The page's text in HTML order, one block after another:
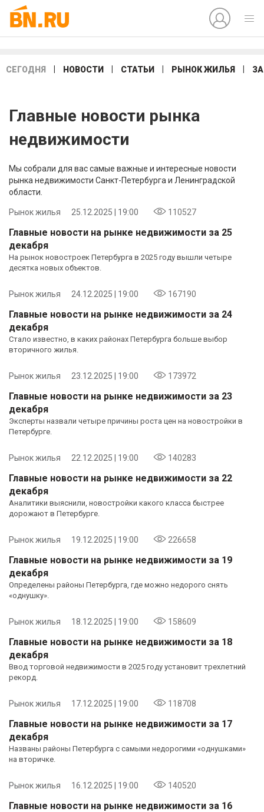
СЕГОДНЯ НОВОСТИ СТАТЬИ РЫНОК ЖИЛЬЯ
Главные новости рынка
недвижимости
Мы собрали для вас самые важные и интересные новости
рынка недвижимости Санкт-Петербурга и Ленинградской
области.
Рынок жилья 25.12.2025 | 19:00 110527
Главные новости на рынке недвижимости за 25
декабря
На рынок новостроек Петербурга в 2025 году вышли четыре
десятка новых объектов.
Рынок жилья 24.12.2025 | 19:00 167190
Главные новости на рынке недвижимости за 24
декабря
Стало известно, в каких районах Петербурга больше выбор
вторичного жилья.
Рынок жилья 23.12.2025 | 19:00 173972
Главные новости на рынке недвижимости за 23
декабря
Эксперты назвали четыре причины роста цен на новостройки в
Петербурге.
Рынок жилья 22.12.2025 | 19:00 140283
Главные новости на рынке недвижимости за 22
декабря
Аналитики выяснили, новостройки какого класса быстрее
дорожают в Петербурге.
Рынок жилья 19.12.2025 | 19:00 226658
Главные новости на рынке недвижимости за 19
декабря
Определены районы Петербурга, где можно недорого снять
«однушку».
Рынок жилья 18.12.2025 | 19:00 158609
Главные новости на рынке недвижимости за 18
декабря
Ввод торговой недвижимости в 2025 году установит трехлетний
рекорд.
Рынок жилья 17.12.2025 | 19:00 118708
Главные новости на рынке недвижимости за 17
декабря
Названы районы Петербурга с самыми недорогими «однушками»
на вторичке.
Рынок жилья 16.12.2025 | 19:00 140520
Главные новости на рынке недвижимости за 16